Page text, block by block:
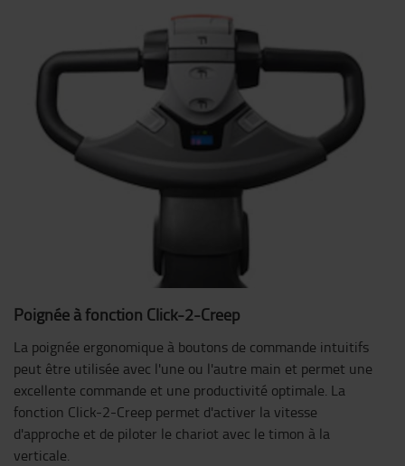
Poignée à fonction Click-2-Creep
La poignée ergonomique à boutons de commande intuitifs
peut être utilisée avec l'une ou l'autre main et permet une
excellente commande et une productivité optimale. La
fonction Click-2-Creep permet d'activer la vitesse
d'approche et de piloter le chariot avec le timon à la
verticale.